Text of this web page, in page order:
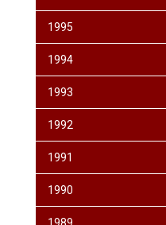
1995
1994
1993
1992
1991
1990
1989